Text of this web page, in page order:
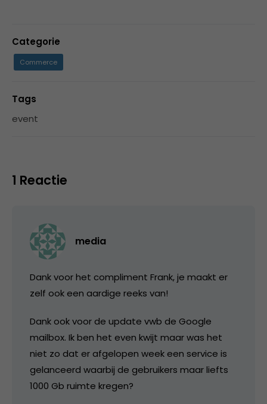
Categorie
Commerce
Tags
event
1 Reactie
media
Dank voor het compliment Frank, je maakt er
zelf ook een aardige reeks van!
Dank ook voor de update vwb de Google
mailbox. Ik ben het even kwijt maar was het
niet zo dat er afgelopen week een service is
gelanceerd waarbij de gebruikers maar liefts
1000 Gb ruimte kregen?